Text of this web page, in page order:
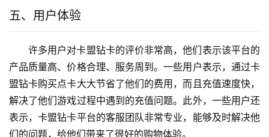
五、用户体验
许多用户对卡盟钻卡的评价非常高，他们表示该平台的
产品质量高、价格合理、服务周到。一些用户表示，通过卡
盟钻卡购买点卡大大节省了他们的费用，而且充值速度快，
解决了他们游戏过程中遇到的充值问题。此外，一些用户还
表示，卡盟钻卡平台的客服团队非常专业，能够及时解决他
们的问题，给他们带来了很好的购物体验。